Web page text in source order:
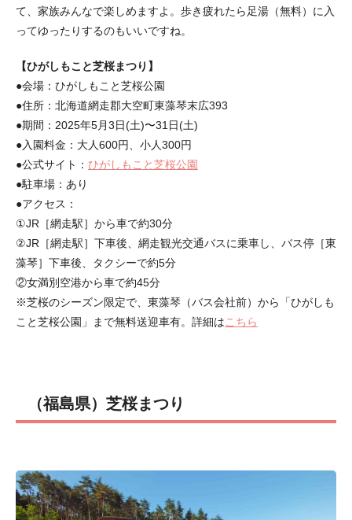
て、家族みんなで楽しめますよ。歩き疲れたら足湯（無料）に入
ってゆったりするのもいいですね。
【ひがしもこと芝桜まつり】
●会場：ひがしもこと芝桜公園
●住所：北海道網走郡大空町東藻琴末広393
●期間：2025年5月3日(土)〜31日(土)
●入園料金：大人600円、小人300円
●公式サイト： ひがしもこと芝桜公園
●駐車場：あり
●アクセス：
①JR［網走駅］から車で約30分
②JR［網走駅］下車後、網走観光交通バスに乗車し、バス停［東
藻琴］下車後、タクシーで約5分
②女満別空港から車で約45分
※芝桜のシーズン限定で、東藻琴（バス会社前）から「ひがしも
こと芝桜公園」まで無料送迎車有。詳細はこちら
（福島県）芝桜まつり